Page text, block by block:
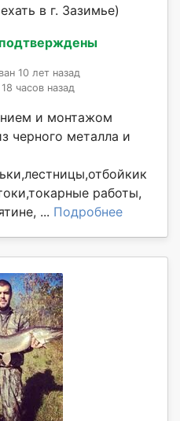
в г. Зазимье)
10 лет назад
часов назад
и монтажом
черного металла и
работы,
... Подробнее